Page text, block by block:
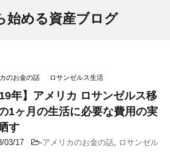
始める資産ブログ
のお金の話 ロサンゼルス生活
年】アメリカ ロサンゼルス移
1ヶ月の生活に必要な費用の実
す
03/17 -アメリカのお金の話, ロサンゼル